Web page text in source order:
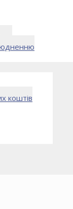
коштів